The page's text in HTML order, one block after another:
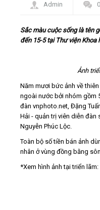
Lịch khai giảng
Kiến thức
Liên hệ - Đăng ký
Admin
0
Sắc màu cuộc sống là tên
đến 15-5 tại Thư viện Khoa
Ảnh
Năm mươi bức ảnh về
ngoài nước bởi nhóm gồm
đàn vnphoto.net, Đặng
Hải - quản trị viên diễn
Nguyễn Phúc Lộc.
Toàn bộ số tiền bán ảnh
nhân ở vùng đồng bằng
*Xem hình ảnh tại triển lãm: